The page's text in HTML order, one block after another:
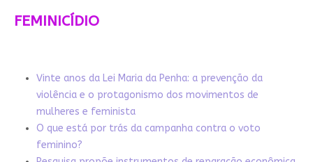
FEMINICÍDIO
Vinte anos da Lei Maria da Penha: a prevenção da
violência e o protagonismo dos movimentos de
mulheres e feminista
O que está por trás da campanha contra o voto
feminino?